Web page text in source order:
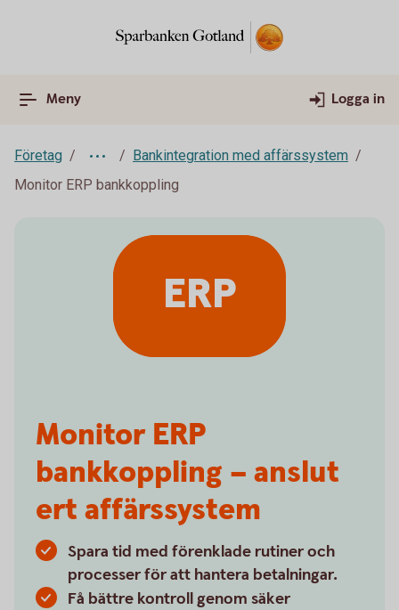
Meny Logga in
Företag
Bankintegration med affärssystem
Monitor ERP bankkoppling
Monitor ERP
bankkoppling – anslut
ert affärssystem
Spara tid med förenklade rutiner och
processer för att hantera betalningar.
Få bättre kontroll genom säker
ERP